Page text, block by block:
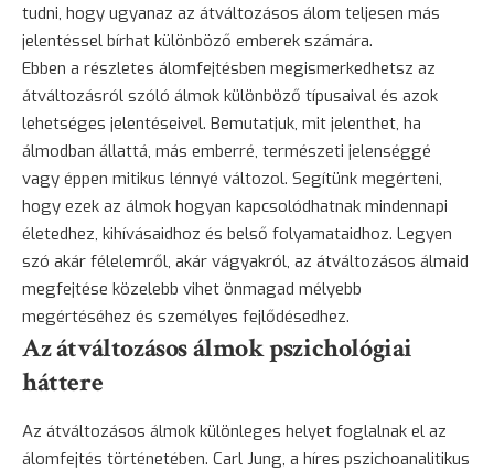
tudni, hogy ugyanaz az átváltozásos álom teljesen más
jelentéssel bírhat különböző emberek számára.
Ebben a részletes álomfejtésben megismerkedhetsz az
átváltozásról szóló álmok különböző típusaival és azok
lehetséges jelentéseivel. Bemutatjuk, mit jelenthet, ha
álmodban állattá, más emberré, természeti jelenséggé
vagy éppen mitikus lénnyé változol. Segítünk megérteni,
hogy ezek az álmok hogyan kapcsolódhatnak mindennapi
életedhez, kihívásaidhoz és belső folyamataidhoz. Legyen
szó akár félelemről, akár vágyakról, az átváltozásos álmaid
megfejtése közelebb vihet önmagad mélyebb
megértéséhez és személyes fejlődésedhez.
Az átváltozásos álmok pszichológiai
háttere
Az átváltozásos álmok különleges helyet foglalnak el az
álomfejtés történetében. Carl Jung, a híres pszichoanalitikus